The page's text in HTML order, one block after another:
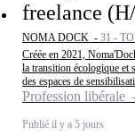
freelance
NOMA DOCK - 31 -
Créée en 2021,
la transition écologique et
des espaces de
Profession libérale
Publié il y a 5 jours